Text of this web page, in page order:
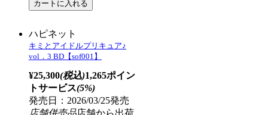
ハピネット
vol．1 BD
¥25,300(税込)1,265ポイン
発売日：2025/09/24発売
在庫あり通常24時間以内
に出荷